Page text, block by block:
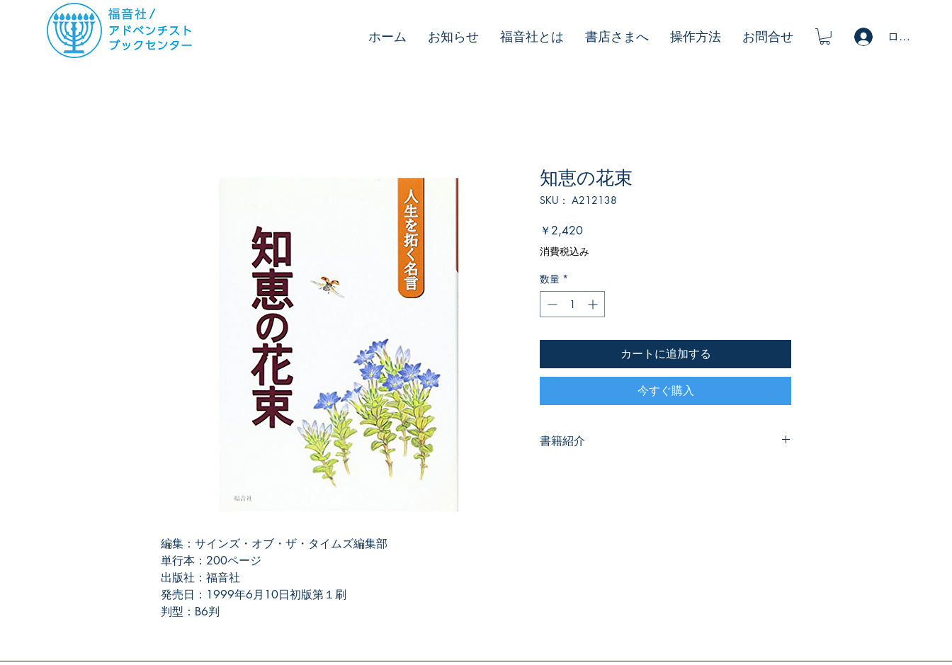
ホーム お知らせ 福音社とは 書店さまへ 操作方法 お問合せ ログイン
編集：サインズ・オブ・ザ・タイムズ編集部
単行本：200ページ
出版社：福音社
発売日：1999年6月10日初版第１刷
判型：B6判
知恵の花束
SKU： A212138
￥2,420価
格
消費税込み
数量 *
カートに追加する
今すぐ購入
書籍紹介